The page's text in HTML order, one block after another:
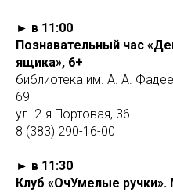
► в 11:00
Познавательный час
ящика», 6+
библиотека им. А. А.
69
ул. 2-я Портовая, 36
8 (383) 290-16-00
► в 11:30
Клуб «ОчУмелые